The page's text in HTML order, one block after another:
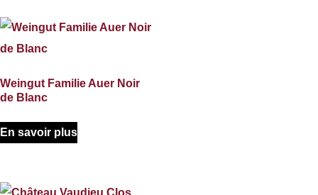
Weingut Familie Auer Noir
de Blanc
En savoir plus